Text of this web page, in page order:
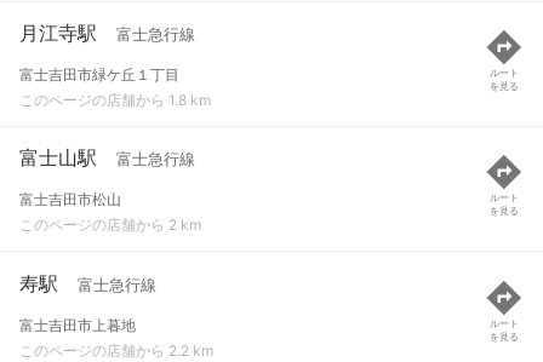
月江寺駅 富士急行線
富士吉田市緑ケ丘１丁目
このページの店舗から 1.8 km
ルート
を見る
富士山駅 富士急行線
富士吉田市松山
このページの店舗から 2 km
ルート
を見る
寿駅 富士急行線
富士吉田市上暮地
このページの店舗から 2.2 km
ルート
を見る